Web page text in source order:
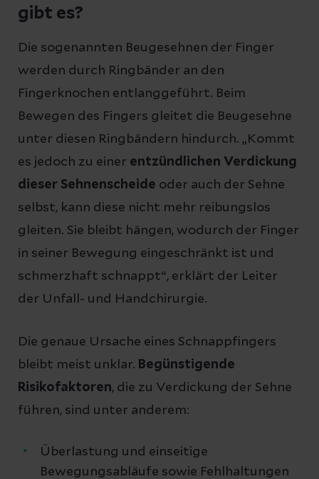
gibt es?
Die sogenannten Beugesehnen der Finger
werden durch Ringbänder an den
Fingerknochen entlanggeführt. Beim
Bewegen des Fingers gleitet die Beugesehne
unter diesen Ringbändern hindurch. „Kommt
es jedoch zu einer entzündlichen Verdickung
dieser Sehnenscheide oder auch der Sehne
selbst, kann diese nicht mehr reibungslos
gleiten. Sie bleibt hängen, wodurch der Finger
in seiner Bewegung eingeschränkt ist und
schmerzhaft schnappt“, erklärt der Leiter
der Unfall- und Handchirurgie.
Die genaue Ursache eines Schnappfingers
bleibt meist unklar. Begünstigende
Risikofaktoren, die zu Verdickung der Sehne
führen, sind unter anderem:
Überlastung und einseitige
Bewegungsabläufe sowie Fehlhaltungen